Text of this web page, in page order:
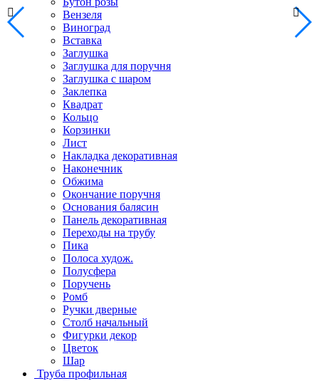
Вензеля
Виноград
Вставка
Заглушка
Заглушка для поручня
Заглушка с шаром
Заклепка
Квадрат
Кольцо
Корзинки
Лист
Накладка декоративная
Наконечник
Обжима
Окончание поручня
Основания балясин
Панель декоративная
Переходы на трубу
Пика
Полоса худож.
Полусфера
Поручень
Ромб
Ручки дверные
Столб начальный
Фигурки декор
Цветок
Шар
Труба профильная